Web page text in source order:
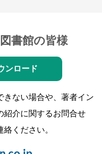
書館の皆様
ンロード
きない場合や、著者イン
紹介に関するお問合せ
ください。